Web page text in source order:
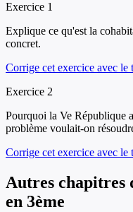
Exercice 1
Explique ce qu'est la
concret.
Corrige cet exercice avec
Exercice 2
Pourquoi la Ve République
problème voulait-on
Corrige cet exercice avec
Autres chapitres
en 3ème